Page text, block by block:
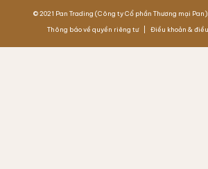
© 2021 Pan Trading (Công ty Cổ phần Thương mại
Thông báo về quyền riêng tư Điều khoản &